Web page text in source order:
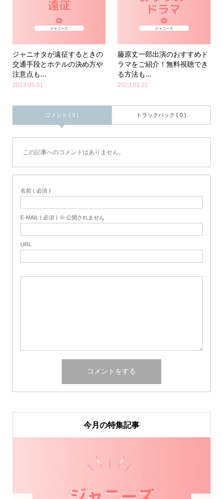
ジャニオタが遠征するときの
交通手段とホテルの決め方や
注意点も...
2023.05.01
藤原丈一郎出演のおすすめド
ラマをご紹介！無料視聴でき
る方法も...
2023.01.21
コメント ( 0 ) トラックバック ( 0 )
この記事へのコメントはありません。
名前 ( 必須 )
E-MAIL ( 必須 ) ※ 公開されません
URL
今月の特集記事